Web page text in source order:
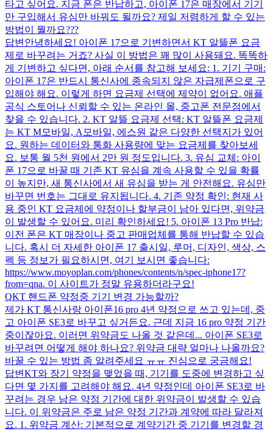
타고 싶어요. 지금 폰은 반납하고, 아이폰 17은 매장에서 기기
만 구입해서 유심만 바꿔도 될까요? 제일 저렴하게 할 수 있는
방법이 뭘까요???
답변 안녕하세요! 아이폰 17으로 기변하면서 KT 알뜰폰 요금
제로 바꾸려는 거죠? 사실 이 방법은 꽤 많이 사용돼요. 똑똑하
게 기변하고 싶다면, 아래 순서를 참고해 보세요: 1. 기기 구매:
아이폰 17은 반드시 통신사에 종속되지 않은 자급제폰으로 구
입해야 해요. 이렇게 하면 요금제 선택에 제약이 없어요. 애플
공식 스토어나 신뢰할 수 있는 온라인 몰, 중고폰 전문점에서
찾을 수 있습니다. 2. KT 알뜰 요금제 선택: KT 알뜰폰 요금제
는 KT M모바일, A모바일, 에스원 같은 다양한 선택지가 있어
요. 원하는 데이터와 통화 사용량에 맞는 요금제를 찾아보세
요. 보통 월 5천 원에서 2만 원 정도입니다. 3. 유심 교체: 아이
폰 17으로 바꿀 때 기존 KT 유심을 계속 사용할 수 있을 확률
이 높지만, 새 통신사에서 새 유심을 받는 게 안전해요. 유심만
바꾸면 번호는 그대로 유지됩니다. 4. 기존 약정 확인: 현재 사
용 중인 KT 요금제에 약정이나 할부금이 남아 있다면, 위약금
이 발생할 수 있어요. 미리 확인하세요! 5. 아이폰 13 Pro 반납:
이전 폰은 KT 매장이나 중고 판매업체를 통해 반납할 수 있습
니다. 혹시 더 자세한 아이폰 17 출시일, 루머, 디자인, 색상, 스
펙 등 정보가 필요하시면, 여기 보시면 좋습니다:
https://www.moyoplan.com/phones/contents/n/spec-iphone17?
from=qna. 이 사이트가 정말 유용하더라구요!
QKT 핸드폰 약정중 기기 변경 가능할까?
제가 KT 통신사랑 아이폰16 pro 4년 약정으로 쓰고 있는데, 중
고 아이폰 SE3로 바꾸고 싶거든요. 근데 지금 16 pro 약정 기간
중이잖아요. 이러면 위약금도 나올 것 같은데... 아이폰 SE3로
바꾸려면 어떻게 해야 하나요? 위약금 대략 얼마나 나올까요?
바꿀 수 있는 방법 좀 알려주세요 ㅠㅠ 진심으로 궁금해요!
답변KT와 장기 약정을 맺었을 때, 기기를 도중에 변경하고 싶
다면 몇 가지를 고려해야 해요. 4년 약정인데 아이폰 SE3로 바
꾸려는 경우 남은 약정 기간에 대한 위약금이 발생할 수 있습
니다. 이 위약금은 주로 남은 약정 기간과 계약에 따라 달라져
요. 1. 위약금 계산: 기본적으로 계약기간 중 기기를 변경할 경